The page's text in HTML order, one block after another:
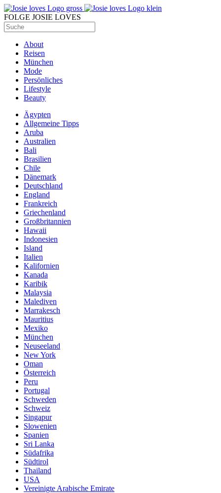
FOLGE JOSIE LOVES
About
Reisen
München
Mode
Persönliches
Lifestyle
Beauty
Ägypten
Allgemeine Tipps
Aruba
Australien
Bali
Brasilien
Chile
Dänemark
Deutschland
England
Frankreich
Griechenland
Großbritannien
Hawaii
Indonesien
Island
Italien
Kalifornien
Kanada
Karibik
Malaysia
Malediven
Marrakesch
Mauritius
Mexiko
München
Neuseeland
New York
Oman
Österreich
Peru
Portugal
Schweden
Schweiz
Singapur
Slowenien
Spanien
Sri Lanka
Südafrika
Südtirol
Thailand
USA
Vereinigte Arabische Emirate